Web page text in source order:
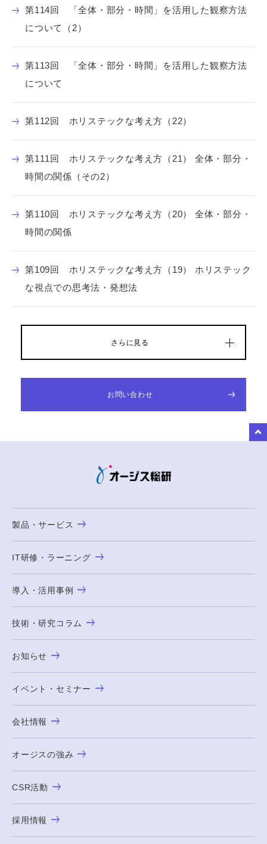
第114回 「全体・部分・時間」を活用した観察方法
について（2）
第113回 「全体・部分・時間」を活用した観察方法
について
第112回 ホリステックな考え方（22）
第111回 ホリステックな考え方（21） 全体・部分・
時間の関係（その2）
第110回 ホリステックな考え方（20） 全体・部分・
時間の関係
第109回 ホリステックな考え方（19） ホリステック
な視点での思考法・発想法
さらに見る
お問い合わせ
製品・サービス
IT研修・ラーニング
導入・活用事例
技術・研究コラム
お知らせ
イベント・セミナー
会社情報
オージスの強み
CSR活動
採用情報